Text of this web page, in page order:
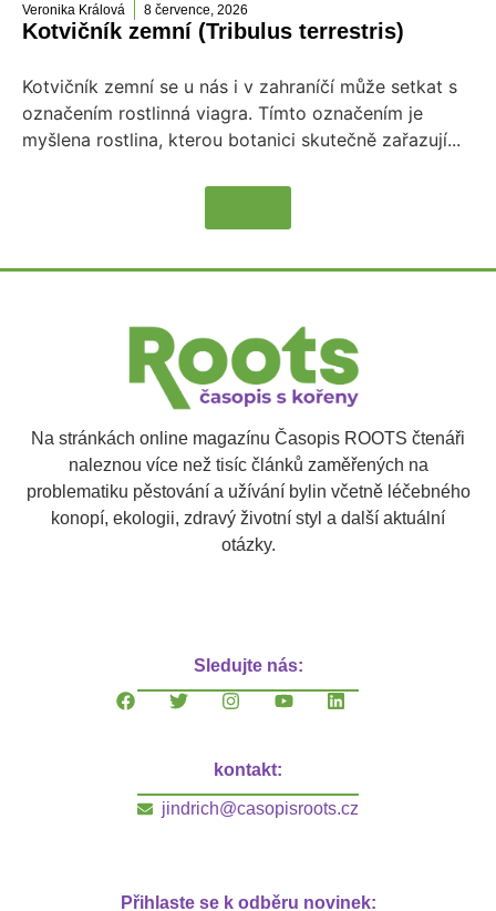
Veronika Králová 8 července, 2026
Kotvičník zemní (Tribulus terrestris)
Kotvičník zemní se u nás i v zahraníčí může setkat s
označením rostlinná viagra. Tímto označením je
myšlena rostlina, kterou botanici skutečně zařazují...
Na stránkách online magazínu Časopis ROOTS čtenáři
naleznou více než tisíc článků zaměřených na
problematiku pěstování a užívání bylin včetně léčebného
konopí, ekologii, zdravý životní styl a další aktuální
otázky.
Sledujte nás:
kontakt:
jindrich@casopisroots.cz
Přihlaste se k odběru novinek: